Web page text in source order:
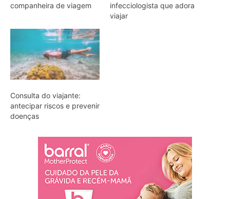
companheira de viagem
infecciologista que adora
viajar
Consulta do viajante:
antecipar riscos e prevenir
doenças